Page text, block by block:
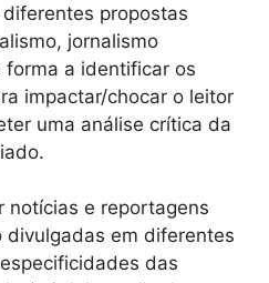
propostas
jornalismo
a identificar os
impactar/chocar o leitor
uma análise crítica da
notícias e reportagens
divulgadas em diferentes
das